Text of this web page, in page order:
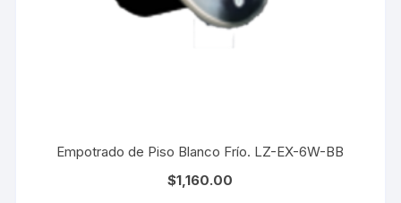
Empotrado de Piso Blanco Frío. LZ-EX-6W-BB
$1,160.00